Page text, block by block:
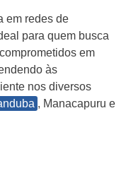
em redes de
para quem busca
em
às
nos diversos
, Manacapuru e